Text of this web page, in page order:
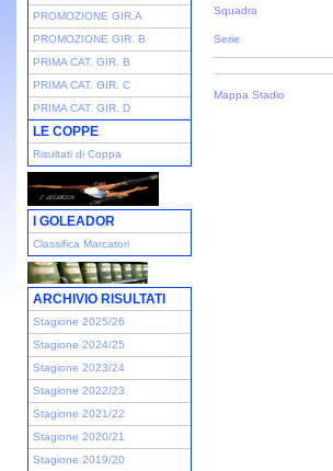
PROMOZIONE GIR.A
PROMOZIONE GIR. B
PRIMA CAT. GIR. B
PRIMA CAT. GIR. C
PRIMA CAT. GIR. D
LE COPPE
Risultati di Coppa
I GOLEADOR
Classifica Marcatori
ARCHIVIO RISULTATI
Stagione 2025/26
Stagione 2024/25
Stagione 2023/24
Stagione 2022/23
Stagione 2021/22
Stagione 2020/21
Stagione 2019/20
Squadra
Serie
Mappa Stadio